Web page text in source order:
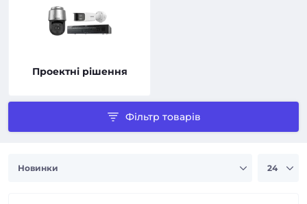
Проектні рішення
Фільтр товарів